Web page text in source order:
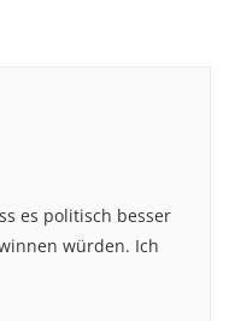
es politisch besser
würden. Ich